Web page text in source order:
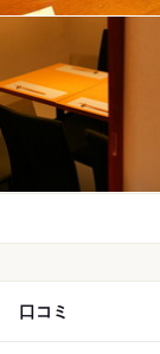
口コミ